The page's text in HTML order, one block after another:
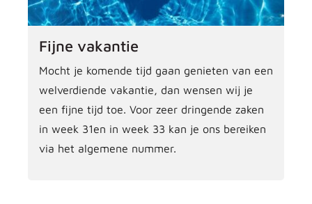
Fijne vakantie
Mocht je komende tijd gaan genieten van een
welverdiende vakantie, dan wensen wij je
een fijne tijd toe. Voor zeer dringende zaken
in week 31en in week 33 kan je ons bereiken
via het algemene nummer.